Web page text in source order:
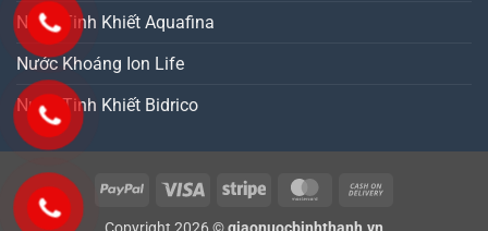
Nước Tinh Khiết Aquafina
Nước Khoáng Ion Life
Nước Tinh Khiết Bidrico
PayPal Visa Stripe MasterCard